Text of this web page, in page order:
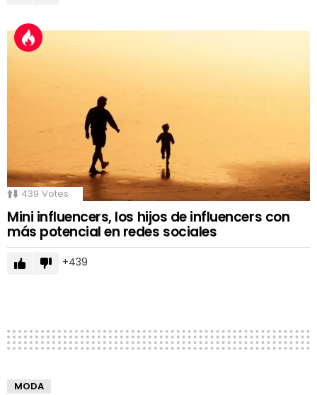
439 Votes
Mini influencers, los hijos de influencers con
más potencial en redes sociales
439
MODA